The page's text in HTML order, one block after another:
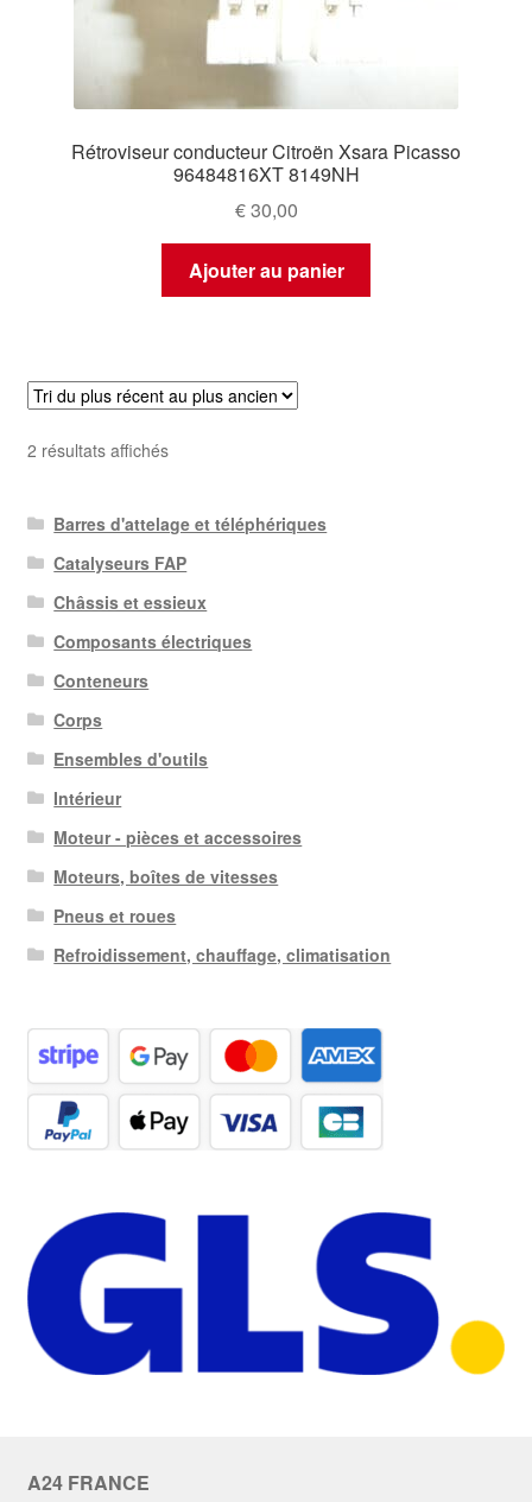
Rétroviseur conducteur Citroën Xsara Picasso
96484816XT 8149NH
€30,00
Ajouter au panier
2 résultats affichésTrié
récent
au
plus
ancien
Barres d'attelage et téléphériques
Catalyseurs FAP
Châssis et essieux
Composants électriques
Conteneurs
Corps
Ensembles d'outils
Intérieur
Moteur - pièces et accessoires
Moteurs, boîtes de vitesses
Pneus et roues
Refroidissement, chauffage, climatisation
A24 FRANCE